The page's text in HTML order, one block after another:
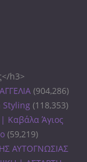
h3>
(904,286)
Styling (118,353)
| Καβάλα Άγιος
(59,219)
ΑΥΤΟΓΝΩΣΙΑΣ